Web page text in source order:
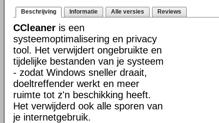
Beschrijving Informatie Alle versies Reviews
CCleaner is een
systeemoptimalisering en privacy
tool. Het verwijdert ongebruikte en
tijdelijke bestanden van je systeem
- zodat Windows sneller draait,
doeltreffender werkt en meer
ruimte tot z'n beschikking heeft.
Het verwijderd ook alle sporen van
je internetgebruik.